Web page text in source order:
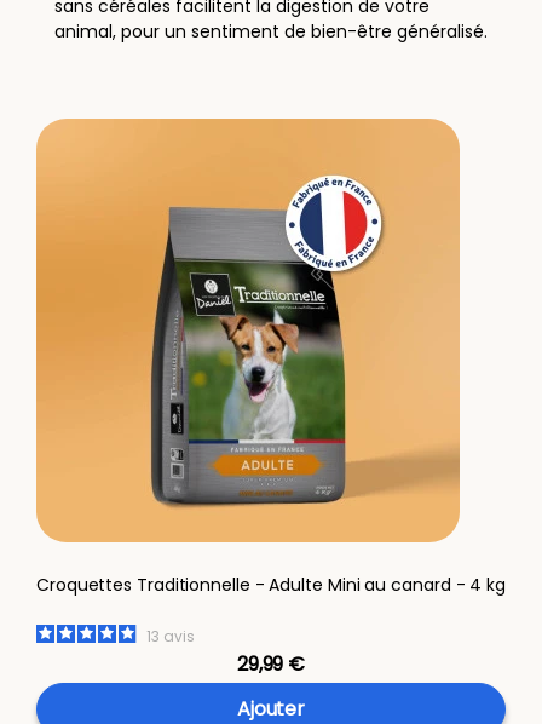
sans céréales facilitent la digestion de votre
animal, pour un sentiment de bien-être généralisé.
Croquettes Traditionnelle - Adulte Mini au canard - 4 kg
13 avis
29,99 €
Ajouter